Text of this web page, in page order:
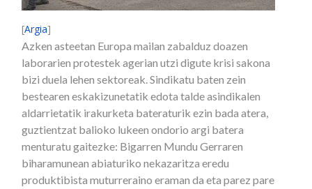
[Argia]
Azken asteetan Europa mailan zabalduz doazen
laborarien protestek agerian utzi digute krisi sakona
bizi duela lehen sektoreak. Sindikatu baten zein
bestearen eskakizunetatik edota talde asindikalen
aldarrietatik irakurketa bateraturik ezin bada atera,
guztientzat balioko lukeen ondorio argi batera
menturatu gaitezke: Bigarren Mundu Gerraren
biharamunean abiaturiko nekazaritza eredu
produktibista muturreraino eraman da eta parez pare